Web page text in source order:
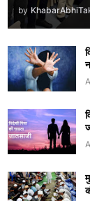
by